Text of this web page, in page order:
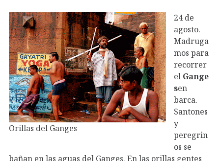
Orillas del Ganges
24 de
agosto.
Madruga
mos para
recorrer
el Gange
sen
barca.
Santones
y
peregrin
os se
bañan en las aguas del Ganges. En las orillas gentes